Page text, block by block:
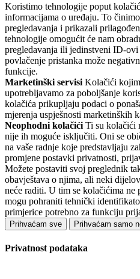
Koristimo tehnologije poput
informacijama o uređaju. To
pregledavanja i prikazali
tehnologije omogućit će nam
pregledavanja ili jedinstveni ID-
povlačenje pristanka može
funkcije.
Marketinški servisi Kolačići
upotrebljavamo za poboljšanje
kolačića prikupljaju podaci o
mjerenja uspješnosti marketinških
Neophodni kolačići Ti su kolačići
nije ih moguće isključiti. Oni se
na vaše radnje koje predstavljaju
promjene postavki privatnosti,
Možete postaviti svoj preglednik
obavještava o njima, ali neki
neće raditi. U tim se kolačićima ne
mogu pohraniti tehnički
primjerice potrebno za funkciju
Prihvaćam sve Prihvaćam samo
Privatnost podataka